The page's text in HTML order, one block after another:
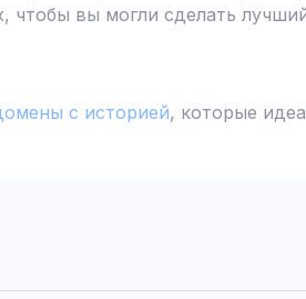
вы могли сделать
с историей, которые